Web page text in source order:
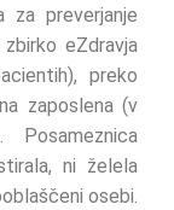
za preverjanje
eZdravja
preko
zaposlena (v
Posameznica
ni želela
osebi.